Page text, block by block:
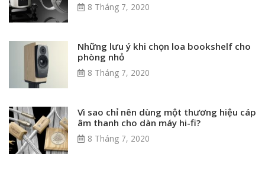
8 Tháng 7, 2020
Những lưu ý khi chọn loa bookshelf cho
phòng nhỏ
8 Tháng 7, 2020
Vì sao chỉ nên dùng một thương hiệu cáp
âm thanh cho dàn máy hi-fi?
8 Tháng 7, 2020